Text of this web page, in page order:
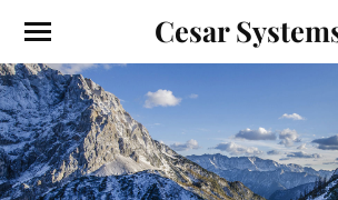
Cesar